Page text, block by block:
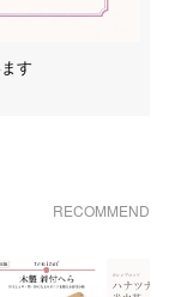
す
RECOMMEND